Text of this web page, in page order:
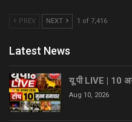
PREV NEXT 1 of 7,416
Latest News
यू पी LIVE | 10
Aug 10, 2026